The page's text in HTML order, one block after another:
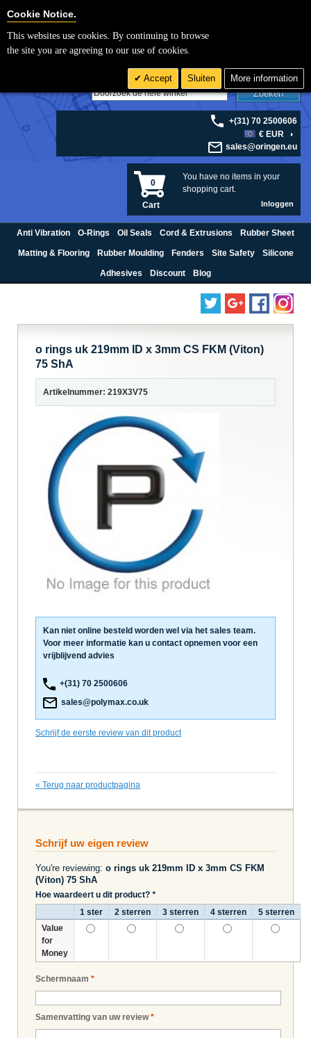
Zoeken
+(31) 70 2500606
€ EUR
sales@oringen.eu
You have no items in your
shopping cart.
0
Cart Inloggen
Anti Vibration O-Rings Oil Seals Cord & Extrusions Rubber Sheet
Matting & Flooring Rubber Moulding Fenders Site Safety Silicone
Adhesives Discount Blog
o rings uk 219mm ID x 3mm CS FKM (Viton)
75 ShA
Artikelnummer: 219X3V75
Kan niet online besteld worden wel via het sales team.
Voor meer informatie kan u contact opnemen voor een
vrijblijvend advies
+(31) 70 2500606
sales@polymax.co.uk
Schrijf de eerste review van dit product
« Terug naar productpagina
Schrijf uw eigen review
You're reviewing: o rings uk 219mm ID x 3mm CS FKM
(Viton) 75 ShA
Hoe waardeert u dit product? *
1 ster
2 sterren 3 sterren 4 sterren
5 sterren
Value
for
Money
*
Schermnaam
*
Samenvatting van uw review
Cookie Notice.
This websites use cookies. By continuing to browse
the site you are agreeing to our use of cookies.
Accept Sluiten More information
Cookie Settings